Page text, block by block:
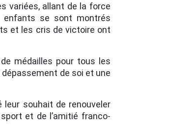
variées, allant de la force
enfants se sont montrés
et les cris de victoire ont
médailles pour tous les
de soi et une
souhait de renouveler
et de l’amitié franco-